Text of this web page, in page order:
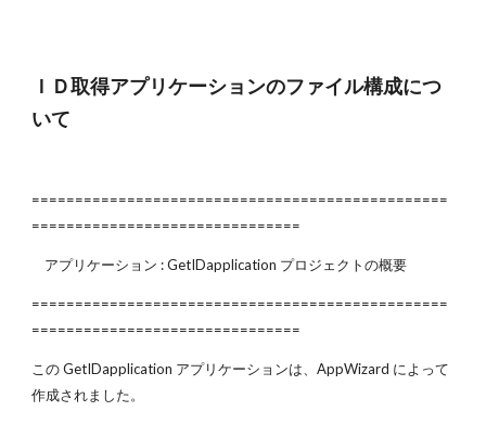
ＩＤ取得アプリケーションのファイル構成につ
いて
================================================
===============================
アプリケーション : GetIDapplication プロジェクトの概要
================================================
===============================
この GetIDapplication アプリケーションは、AppWizard によって
作成されました。